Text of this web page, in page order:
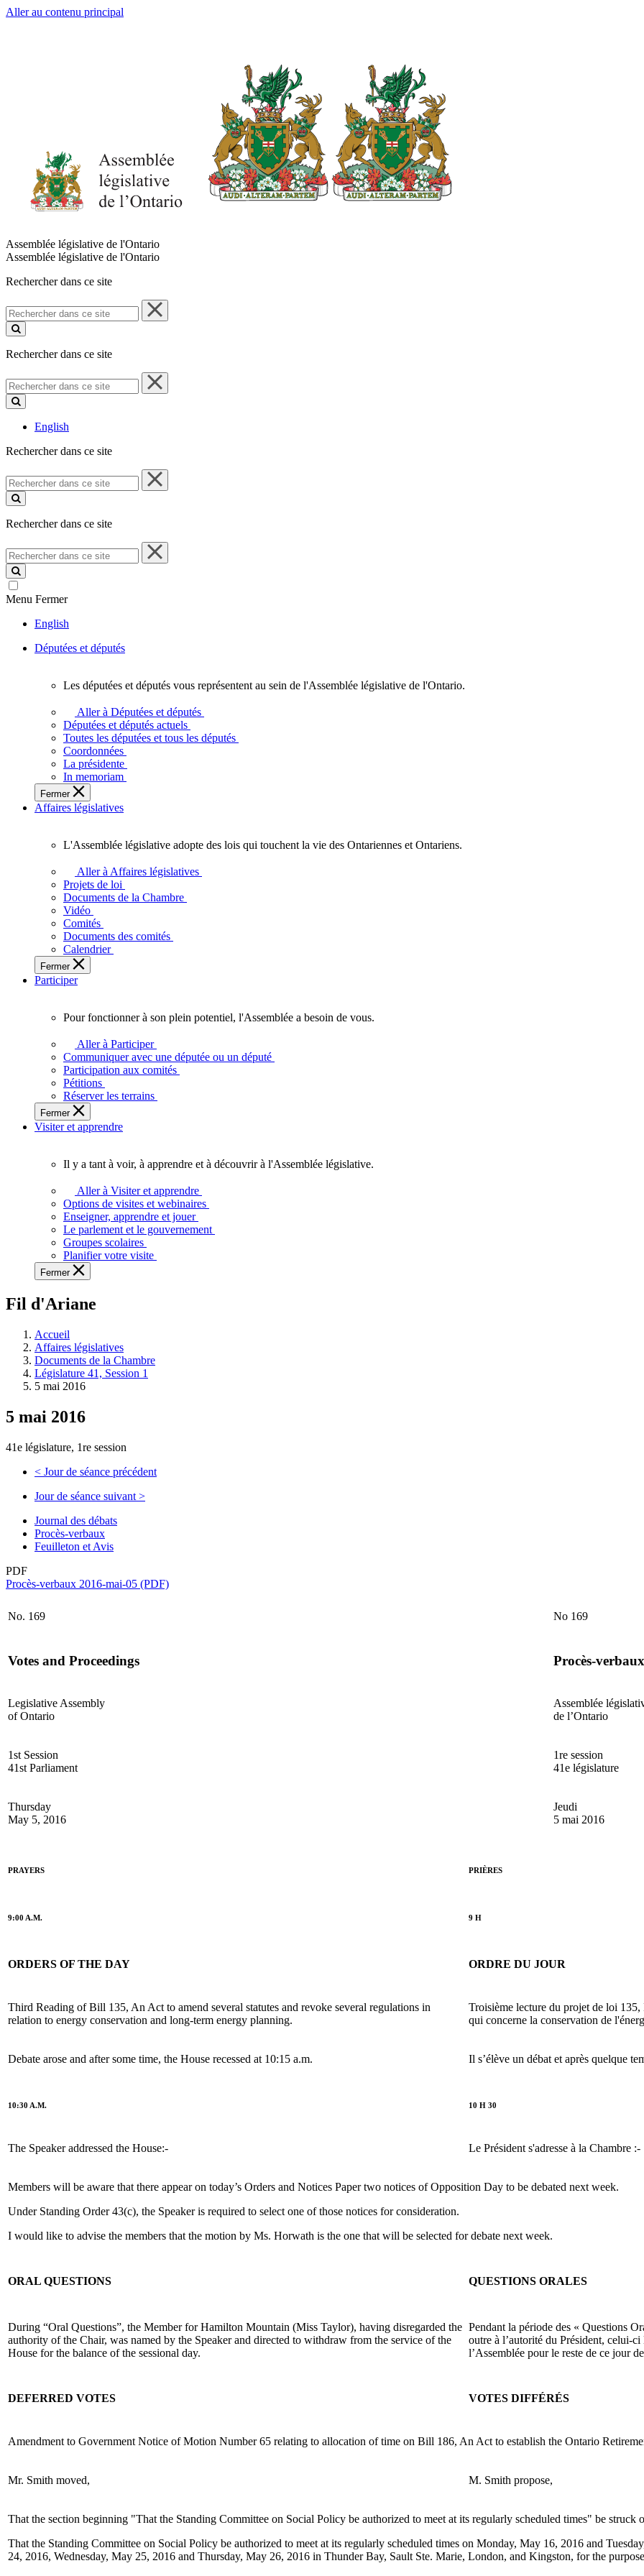
Aller au contenu principal
Assemblée législative de l'Ontario
Assemblée législative de l'Ontario
Rechercher dans ce site
Rechercher
dans
ce
Rechercher dans ce site
Rechercher
dans
ce
English
Rechercher dans ce site
Rechercher
dans
ce
Rechercher dans ce site
Rechercher
dans
ce
site
Menu Fermer
English
Députées et députés
députées
députés
vous
représentent
sein
de
l'Assemblée
l'Ontario.
Les députées et députés vous représentent au sein de l'Assemblée législative de l'Ontario.
Aller à Députées et députés
Députées et députés actuels
Toutes les députées et tous les députés
Coordonnées
La présidente
In memoriam
Fermer
Affaires législatives
législative
adopte
touchent
vie
des
Ontariennes
Ontariens.
L'Assemblée législative adopte des lois qui touchent la vie des Ontariennes et Ontariens.
Aller à Affaires législatives
Projets de loi
Documents de la Chambre
Vidéo
Comités
Documents des comités
Calendrier
Fermer
Participer
fonctionner
plein
potentiel,
l'Assemblée
a
besoin
Pour fonctionner à son plein potentiel, l'Assemblée a besoin de vous.
Aller à Participer
Communiquer avec une députée ou un député
Participation aux comités
Pétitions
Réserver les terrains
Fermer
Visiter et apprendre
voir,
apprendre
et
découvrir
l'Assemblée
législative.
Il y a tant à voir, à apprendre et à découvrir à l'Assemblée législative.
Aller à Visiter et apprendre
Options de visites et webinaires
Enseigner, apprendre et jouer
Le parlement et le gouvernement
Groupes scolaires
Planifier votre visite
Fermer
Fil d'Ariane
Accueil
Affaires législatives
Documents de la Chambre
Législature 41, Session 1
5 mai 2016
5 mai 2016
41e législature, 1re session
< Jour de séance précédent
Jour de séance suivant >
Journal des débats
Procès-verbaux
Feuilleton et Avis
PDF
Procès-verbaux 2016-mai-05 (PDF)
No. 169 No 169
Votes and Proceedings Procès-verbaux
Legislative Assembly
of Ontario
Assemblée
de l’Ontario
1st Session
41st Parliament
1re session
41e législature
Thursday
May 5, 2016
Jeudi
5 mai 2016
PRAYERS PRIÈRES
9:00 A.M. 9 H
ORDERS OF THE DAY ORDRE DU JOUR
Third Reading of Bill 135, An Act to amend several statutes and revoke several regulations in
relation to energy conservation and long-term energy planning.
Troisième lecture du projet de loi
qui concerne la conservation de
Debate arose and after some time, the House recessed at 10:15 a.m. Il s’élève un débat et après quelque
10:30 A.M. 10 H 30
The Speaker addressed the House:- Le Président s'adresse à la Chambre :-
Members will be aware that there appear on today’s Orders and Notices Paper two notices of Opposition Day to be debated next week.
Under Standing Order 43(c), the Speaker is required to select one of those notices for consideration.
I would like to advise the members that the motion by Ms. Horwath is the one that will be selected for debate next week.
ORAL QUESTIONS QUESTIONS ORALES
During “Oral Questions”, the Member for Hamilton Mountain (Miss Taylor), having disregarded the
authority of the Chair, was named by the Speaker and directed to withdraw from the service of the
House for the balance of the sessional day.
Pendant la période des « Questions
outre à l’autorité du Président, celui-
l’Assemblée pour le reste de ce jour
DEFERRED VOTES VOTES DIFFÉRÉS
Amendment to Government Notice of Motion Number 65 relating to allocation of time on Bill 186, An Act to establish the Ontario
Mr. Smith moved, M. Smith propose,
That the section beginning "That the Standing Committee on Social Policy be authorized to meet at its regularly scheduled times" be struck
That the Standing Committee on Social Policy be authorized to meet at its regularly scheduled times on Monday, May 16, 2016 and
24, 2016, Wednesday, May 25, 2016 and Thursday, May 26, 2016 in Thunder Bay, Sault Ste. Marie, London, and Kingston, for the